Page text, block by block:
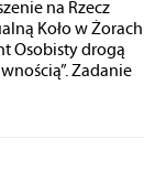
na Rzecz
Koło w Żorach
Osobisty drogą
Zadanie